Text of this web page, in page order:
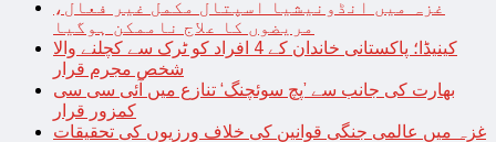
غزہ میں انڈونیشیا اسپتال مکمل غیر فعال،
مریضوں کا علاج ناممکن ہوگیا
کینیڈا؛ پاکستانی خاندان کے 4 افراد کو ٹرک سے کچلنے والا
شخص مجرم قرار
بھارت کی جانب سے ’پچ سوئچنگ‘ تنازع میں آئی سی سی
کمزور قرار
غزہ میں عالمی جنگی قوانین کی خلاف ورزیوں کی تحقیقات